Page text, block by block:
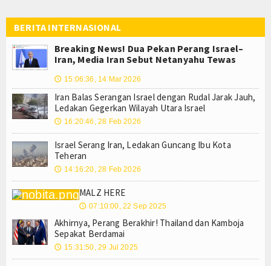
BERITA INTERNASIONAL
Breaking News! Dua Pekan Perang Israel–
Iran, Media Iran Sebut Netanyahu Tewas
🕔 15:06:36, 14 Mar 2026
Iran Balas Serangan Israel dengan Rudal Jarak Jauh,
Ledakan Gegerkan Wilayah Utara Israel
🕔 16:20:46, 28 Feb 2026
Israel Serang Iran, Ledakan Guncang Ibu Kota
Teheran
🕔 14:16:20, 28 Feb 2026
MALZ HERE
🕔 07:10:00, 22 Sep 2025
Akhirnya, Perang Berakhir! Thailand dan Kamboja
Sepakat Berdamai
🕔 15:31:50, 29 Jul 2025